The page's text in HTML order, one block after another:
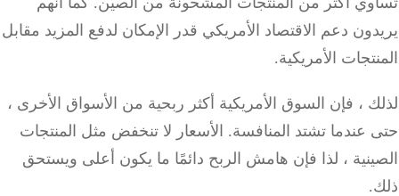
دعم الاقتصاد الأمريكي قدر الإمكان لدفع المزيد مقابل
الأمريكية.
، فإن السوق الأمريكية أكثر ربحية من الأسواق الأخرى ،
عندما تشتد المنافسة.الأسعار لا تنخفض مثل المنتجات
، لذا فإن هامش الربح دائمًا ما يكون أعلى ويستحق